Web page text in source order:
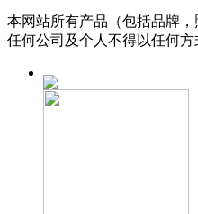
本网站所有产品（包括品牌
任何公司及个人不得以任何